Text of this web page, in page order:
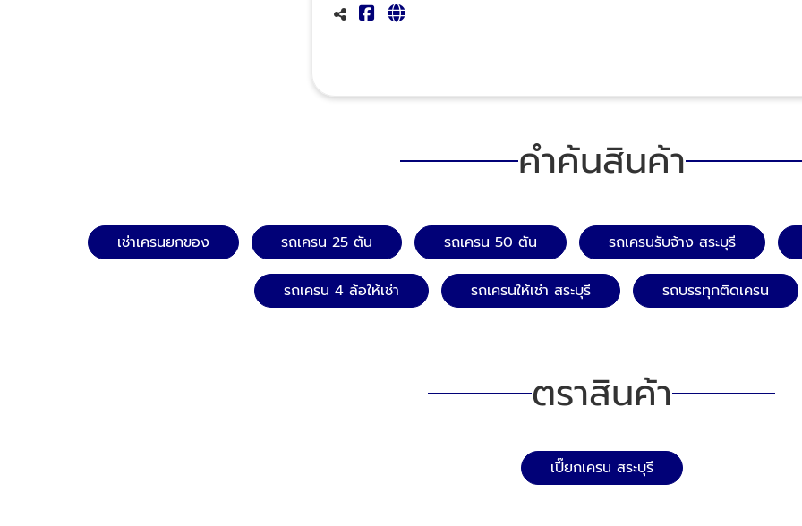
คำค้นสินค้า
เช่าเครนยกของ รถเครน 25 ตัน รถเครน 50 ตัน รถเครนรับจ้าง สระบุรี
รถเครน 4 ล้อให้เช่า รถเครนให้เช่า สระบุรี รถบรรทุกติดเครน
ตราสินค้า
เปี๊ยกเครน สระบุรี